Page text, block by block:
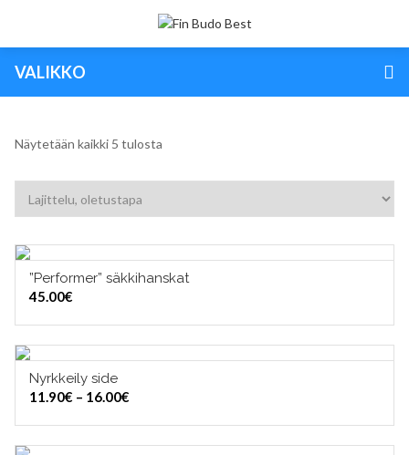
VALIKKO
Näytetään kaikki 5 tulosta
VALITSE VAIHTOEHDOISTA
”Performer” säkkihanskat
45.00€
Nyrkkeily side
11.90€ – 16.00€